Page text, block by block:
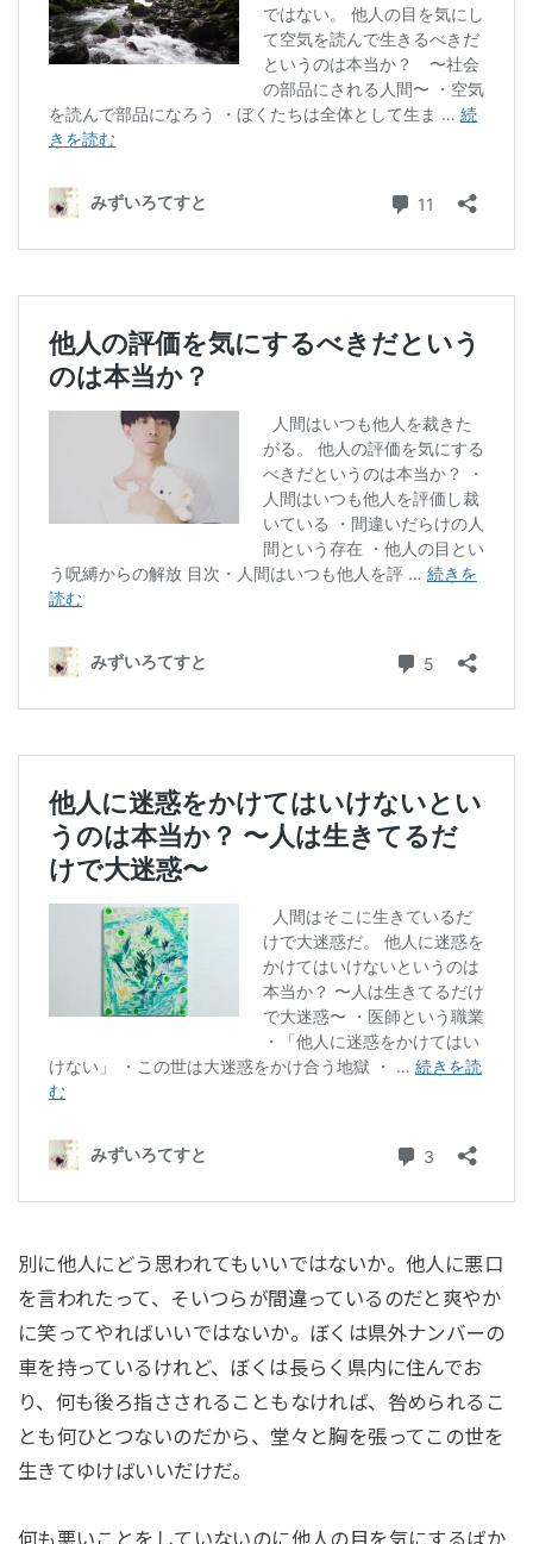
別に他人にどう思われてもいいではないか。他人に悪口
を言われたって、そいつらが間違っているのだと爽やか
に笑ってやればいいではないか。ぼくは県外ナンバーの
車を持っているけれど、ぼくは長らく県内に住んでお
り、何も後ろ指さされることもなければ、咎められるこ
とも何ひとつないのだから、堂々と胸を張ってこの世を
生きてゆけばいいだけだ。
何も悪いことをしていないのに他人の目を気にするばか